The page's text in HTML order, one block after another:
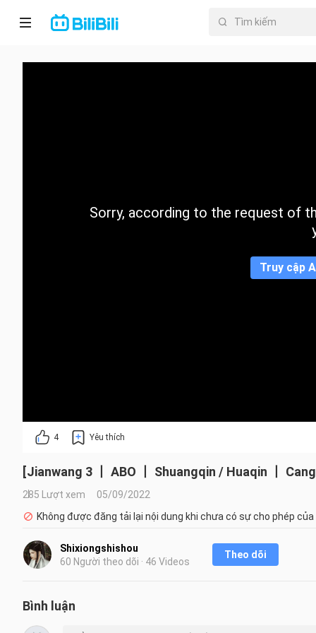
Trang chủ
Sorry, according to the request of
Truy cập
4 Yêu thích
[Jianwang 3 丨 ABO 丨 Shuangqin / Huaqin 丨
285 Lượt xem
05/09/2022
Không được đăng tải lại nội dung khi chưa có sự cho phép
Shixiongshishou
60 Người theo dõi · 46 Videos
Theo dõi
Bình luận